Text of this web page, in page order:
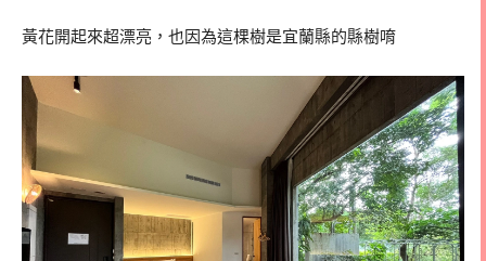
黃花開起來超漂亮，也因為這棵樹是宜蘭縣的縣樹唷